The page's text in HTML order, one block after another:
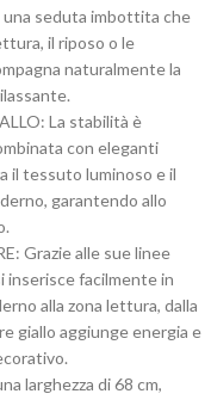
seduta imbottita che
il riposo o le
naturalmente la
La stabilità è
con eleganti
il tessuto luminoso e il
garantendo allo
Grazie alle sue linee
inserisce facilmente in
alla zona lettura, dalla
giallo aggiunge energia e
larghezza di 68 cm,